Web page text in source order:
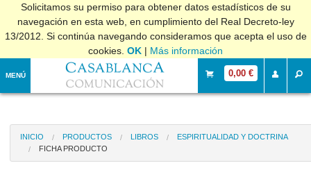
Solicitamos su permiso para obtener datos estadísticos de su
navegación en esta web, en cumplimiento del Real Decreto-ley
13/2012. Si continúa navegando consideramos que acepta el uso de
cookies. OK | Más información
MENÚ 0,00 €
INICIO PRODUCTOS LIBROS
ESPIRITUALIDAD Y DOCTRINA
FICHA PRODUCTO